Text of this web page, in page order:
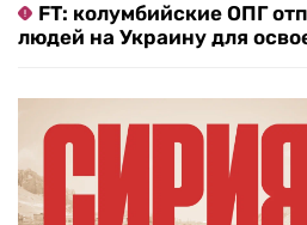
FT: колумбийские ОПГ
людей на Украину для